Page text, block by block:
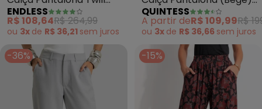
Lurex (Marrom)
ENDLESS
R$ 108,64R$ 264,99
ou 3x de R$ 36,21 sem juros
em Veludo Cotelê
QUINTESS
A partir deR$ 109,99R$
ou 3x de R$ 36,66 sem juros
-36% -15%